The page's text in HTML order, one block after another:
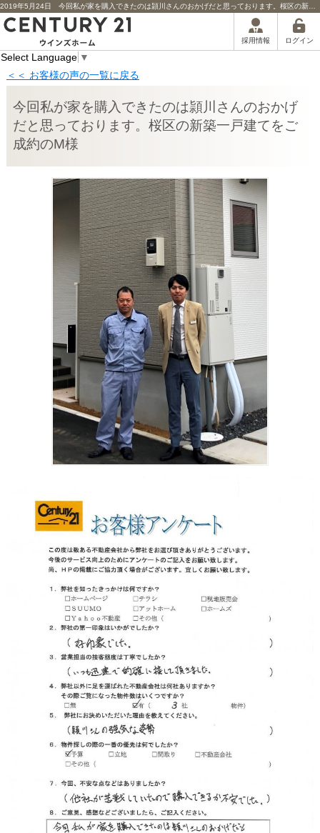
採用情報 ログイン
Select Language ▼
＜＜ お客様の声の一覧に戻る
今回私が家を購入できたのは頴川さんのおかげ
だと思っております。桜区の新築一戸建てをご
成約のM様